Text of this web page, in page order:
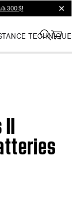
300 $!
TECHNIQUE